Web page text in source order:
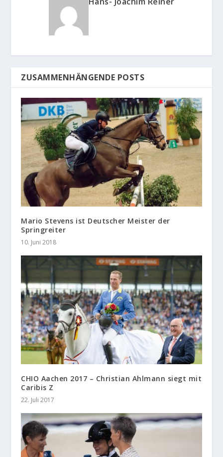
ZUSAMMENHÄNGENDE POSTS
Mario Stevens ist Deutscher Meister der
Springreiter
10. Juni 2018
CHIO Aachen 2017 – Christian Ahlmann siegt mit
Caribis Z
22. Juli 2017